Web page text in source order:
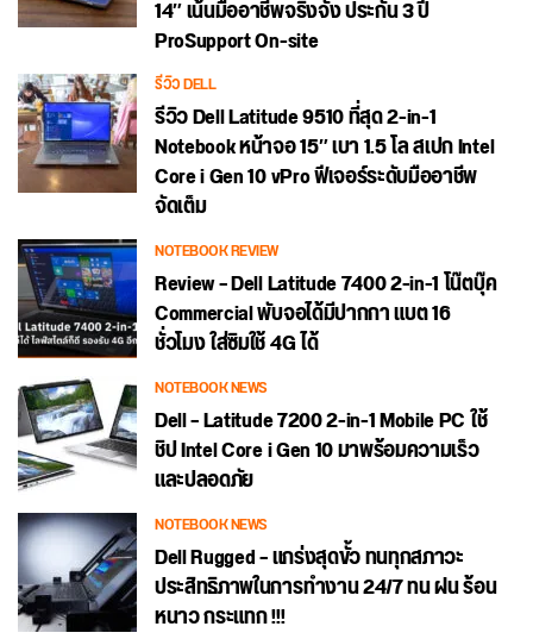
14″ เน้นมืออาชีพจริงจัง ประกัน 3 ปี
ProSupport On-site
รีวิว DELL
รีวิว Dell Latitude 9510 ที่สุด 2-in-1
Notebook หน้าจอ 15″ เบา 1.5 โล สเปก Intel
Core i Gen 10 vPro ฟีเจอร์ระดับมืออาชีพ
จัดเต็ม
NOTEBOOK REVIEW
Review – Dell Latitude 7400 2-in-1 โน๊ตบุ๊ค
Commercial พับจอได้มีปากกา แบต 16
ชั่วโมง ใส่ซิมใช้ 4G ได้
NOTEBOOK NEWS
Dell – Latitude 7200 2-in-1 Mobile PC ใช้
ชิป Intel Core i Gen 10 มาพร้อมความเร็ว
และปลอดภัย
NOTEBOOK NEWS
Dell Rugged – แกร่งสุดขั้ว ทนทุกสภาวะ
ประสิทธิภาพในการทำงาน 24/7 ทน ฝน ร้อน
หนาว กระแทก !!!